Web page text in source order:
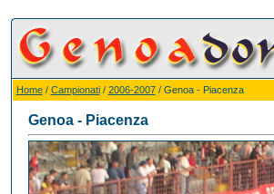
Home/ Campionati/ 2006-2007/ Genoa - Piacenza
Genoa - Piacenza